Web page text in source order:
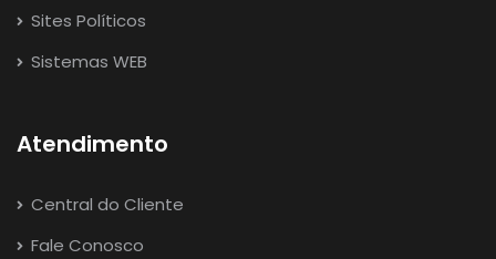
Sites Políticos
Sistemas WEB
Atendimento
Central do Cliente
Fale Conosco